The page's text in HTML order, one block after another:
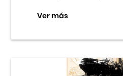
Ver más